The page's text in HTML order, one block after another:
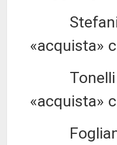
Stefani
«acquista»
Tonelli
«acquista»
Fogliani